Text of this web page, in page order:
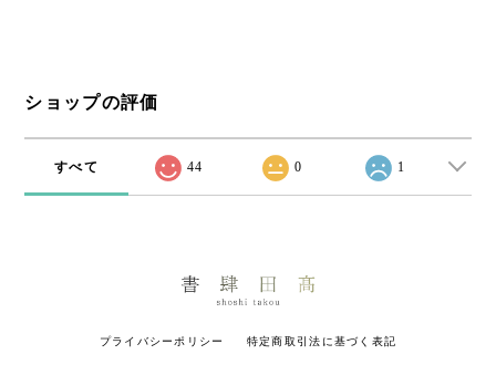
ショップの評価
すべて 44 0 1
プライバシーポリシー 特定商取引法に基づく表記